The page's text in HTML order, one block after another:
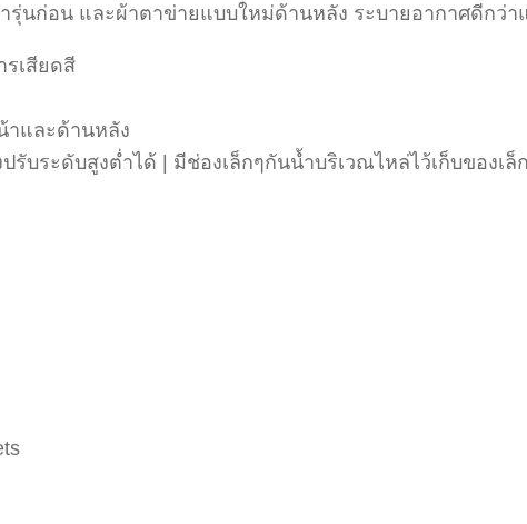
รุ่นก่อน และผ้าตาข่ายแบบใหม่ด้านหลัง ระบายอากาศดีกว่า
รเสียดสี
าและด้านหลัง
บระดับสูงต่ำได้ | มีช่องเล็กๆกันน้ำบริเวณไหล่ไว้เก็บของเ